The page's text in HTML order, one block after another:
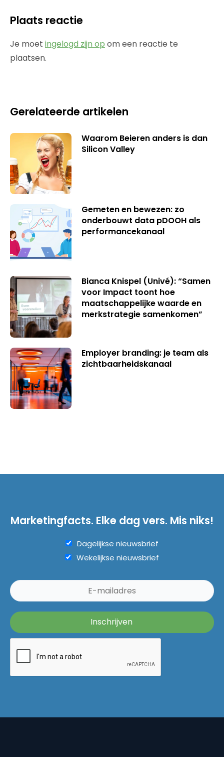
Plaats reactie
Je moet ingelogd zijn op om een reactie te
plaatsen.
Gerelateerde artikelen
Waarom Beieren anders is dan
Silicon Valley
Gemeten en bewezen: zo
onderbouwt data pDOOH als
performancekanaal
Bianca Knispel (Univé): “Samen
voor Impact toont hoe
maatschappelijke waarde en
merkstrategie samenkomen”
Employer branding: je team als
zichtbaarheidskanaal
Marketingfacts. Elke dag vers. Mis niks!
Dagelijkse nieuwsbrief
Wekelijkse nieuwsbrief